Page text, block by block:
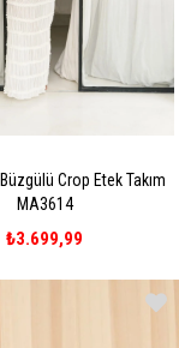
Crop Etek Takım
MA3614
₺3.699,99